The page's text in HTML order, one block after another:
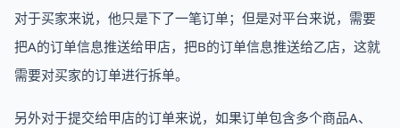
对于买家来说，他只是下了一笔订单；但是对平台来说，需要
把A的订单信息推送给甲店，把B的订单信息推送给乙店，这就
需要对买家的订单进行拆单。
另外对于提交给甲店的订单来说，如果订单包含多个商品A、